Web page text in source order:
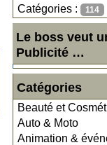
Catégories : 114
Le boss veut
Publicité …
Catégories
Beauté et
Auto & Moto
Animation &